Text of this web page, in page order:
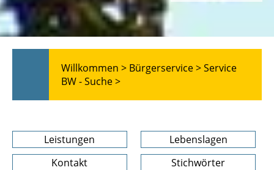
Willkommen > Bürgerservice >Service
BW - Suche >
Leistungen
Lebenslagen
Kontakt
Stichwörter